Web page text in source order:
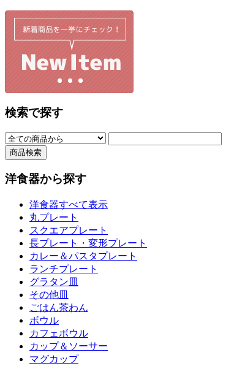
検索で探す
洋食器から探す
洋食器すべて表示
丸プレート
スクエアプレート
長プレート・変形プレート
カレー＆パスタプレート
ランチプレート
グラタン皿
その他皿
ごはん茶わん
ボウル
カフェボウル
カップ＆ソーサー
マグカップ